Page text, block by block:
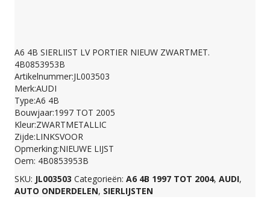
SIERLIIST
LV
PORTIER
NIEUW
ZWARTMET.
A6 4B SIERLIIST LV PORTIER NIEUW ZWARTMET.
4B0853953B
Artikelnummer:JL003503
Merk:AUDI
Type:A6 4B
Bouwjaar:1997 TOT 2005
Kleur:ZWARTMETALLIC
Zijde:LINKSVOOR
Opmerking:NIEUWE LIJST
Oem: 4B0853953B
SKU: JL003503 Categorieën: A6 4B 1997 TOT 2004, AUDI,
AUTO ONDERDELEN, SIERLIJSTEN